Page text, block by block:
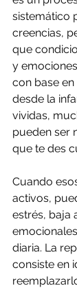
sistemático
creencias,
que
y
con base
desde la
vividas,
pueden ser
que te des
Cuando
activos,
estrés, baja
diaria. La
consiste en